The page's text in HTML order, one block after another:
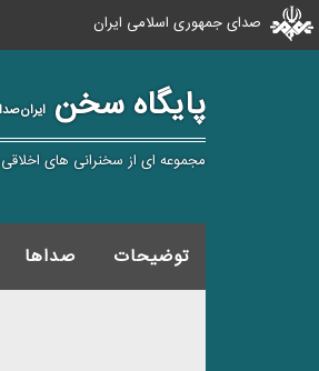
صدای جمهوری اسلامی ایران
پایگاه سخن ایران‌صدا
مجموعه ای از سخنرانی های
توضیحات صداها